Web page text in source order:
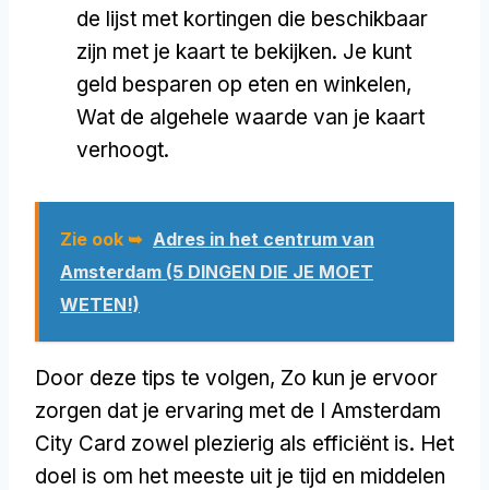
de lijst met kortingen die beschikbaar
zijn met je kaart te bekijken. Je kunt
geld besparen op eten en winkelen,
Wat de algehele waarde van je kaart
verhoogt.
Zie ook ➥ Adres in het centrum van
Amsterdam (5 DINGEN DIE JE MOET
WETEN!)
Door deze tips te volgen, Zo kun je ervoor
zorgen dat je ervaring met de I Amsterdam
City Card zowel plezierig als efficiënt is. Het
doel is om het meeste uit je tijd en middelen